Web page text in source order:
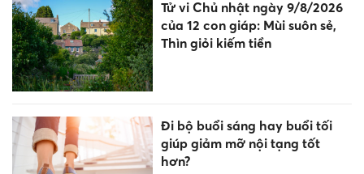
Tử vi Chủ nhật ngày 9/8/2026
của 12 con giáp: Mùi suôn sẻ,
Thìn giỏi kiếm tiền
Đi bộ buổi sáng hay buổi tối
giúp giảm mỡ nội tạng tốt
hơn?